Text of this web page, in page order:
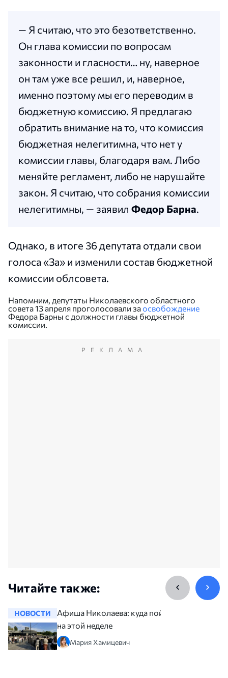
— Я считаю, что это безответственно.
Он глава комиссии по вопросам
законности и гласности… ну, наверное
он там уже все решил, и, наверное,
именно поэтому мы его переводим в
бюджетную комиссию. Я предлагаю
обратить внимание на то, что комиссия
бюджетная нелегитимна, что нет у
комиссии главы, благодаря вам. Либо
меняйте регламент, либо не нарушайте
закон. Я считаю, что собрания комиссии
нелегитимны, — заявил Федор Барна.
Однако, в итоге 36 депутата отдали свои
голоса «За» и изменили состав бюджетной
комиссии облсовета.
Напомним, депутаты Николаевского областного
совета 13 апреля проголосовали заосвобождение
Федора Барны с должности главы бюджетной
комиссии.
РЕКЛАМА
Читайте также:
НОВОСТИ
Афиша Николаева: куда пойти
на этой неделе
Мария Хамицевич